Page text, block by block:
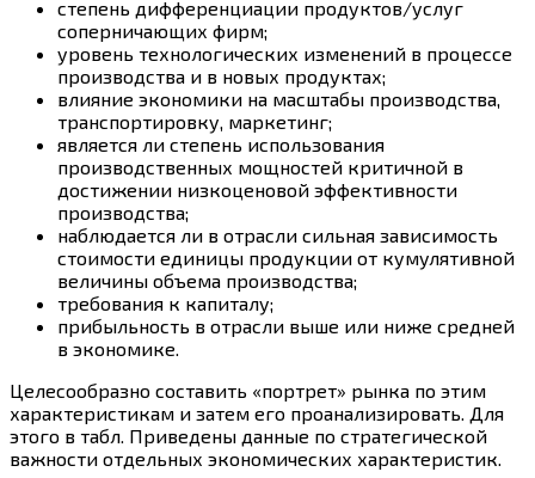
степень дифференциации продуктов/услуг
соперничающих фирм;
уровень технологических изменений в процессе
производства и в новых продуктах;
влияние экономики на масштабы производства,
транспортировку, маркетинг;
является ли степень использования
производственных мощностей критичной в
достижении низкоценовой эффективности
производства;
наблюдается ли в отрасли сильная зависимость
стоимости единицы продукции от кумулятивной
величины объема производства;
требования к капиталу;
прибыльность в отрасли выше или ниже средней
в экономике.
Целесообразно составить «портрет» рынка по этим
характеристикам и затем его проанализировать. Для
этого в табл. Приведены данные по стратегической
важности отдельных экономических характеристик.